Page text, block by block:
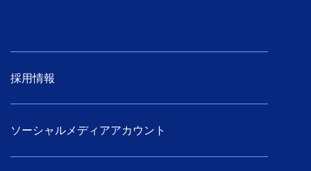
採用情報
ソーシャルメディアアカウント